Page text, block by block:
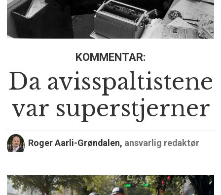
KOMMENTAR:
Da avisspaltistene
var superstjerner
Roger Aarli-Grøndalen, ansvarlig redaktør